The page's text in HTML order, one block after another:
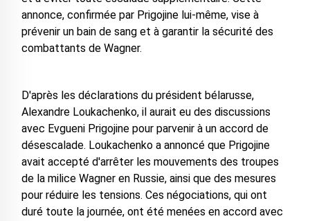
annonce, confirmée par Prigojine lui-même, vise à
prévenir un bain de sang et à garantir la sécurité des
combattants de Wagner.
D'après les déclarations du président bélarusse,
Alexandre Loukachenko, il aurait eu des discussions
avec Evgueni Prigojine pour parvenir à un accord de
désescalade. Loukachenko a annoncé que Prigojine
avait accepté d'arrêter les mouvements des troupes
de la milice Wagner en Russie, ainsi que des mesures
pour réduire les tensions. Ces négociations, qui ont
duré toute la journée, ont été menées en accord avec